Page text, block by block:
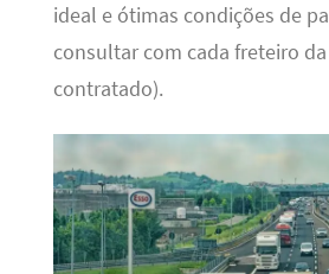
ideal e ótimas condições de
consultar com cada freteiro
contratado).